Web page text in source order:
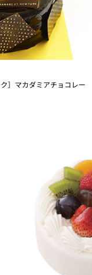
］マカダミアチョコレー